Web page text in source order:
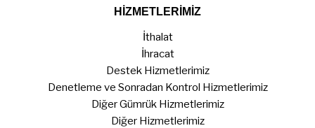
HİZMETLERİMİZ
İthalat
İhracat
Destek Hizmetlerimiz
Denetleme ve Sonradan Kontrol Hizmetlerimiz
Diğer Gümrük Hizmetlerimiz
Diğer Hizmetlerimiz